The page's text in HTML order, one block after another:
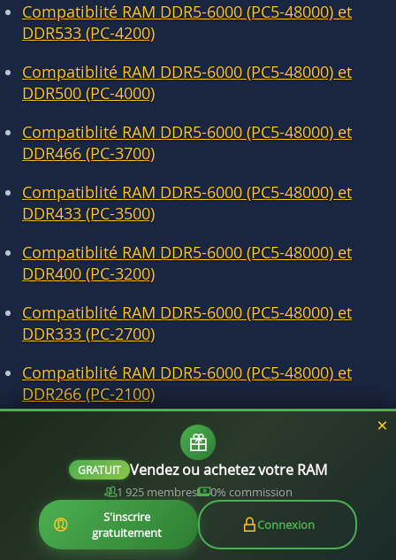
Compatiblité RAM DDR5-6000 (PC5-48000) et
DDR533 (PC-4200)
Compatiblité RAM DDR5-6000 (PC5-48000) et
DDR500 (PC-4000)
Compatiblité RAM DDR5-6000 (PC5-48000) et
DDR466 (PC-3700)
Compatiblité RAM DDR5-6000 (PC5-48000) et
DDR433 (PC-3500)
Compatiblité RAM DDR5-6000 (PC5-48000) et
DDR400 (PC-3200)
Compatiblité RAM DDR5-6000 (PC5-48000) et
DDR333 (PC-2700)
Compatiblité RAM DDR5-6000 (PC5-48000) et
DDR266 (PC-2100)
Compatiblité RAM DDR5-6000 (PC5-48000) et
DDR200 (PC-1600)
GRATUIT Vendez ou achetez votre RAM
1 925 membres
0% commission
S'inscrire
gratuitement
Connexion